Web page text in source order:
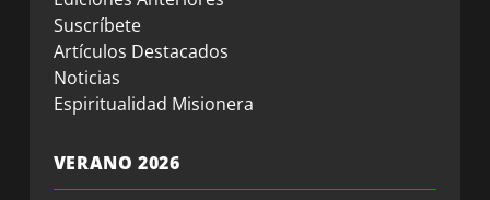
Suscríbete
Artículos Destacados
Noticias
Espiritualidad Misionera
VERANO 2026